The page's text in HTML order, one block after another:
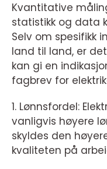
Kvantitative
statistikk og data
Selv om spesifikk
land til land, er
kan gi en
fagbrev for
1. Lønnsfordel:
vanligvis høyere
skyldes den
kvaliteten på